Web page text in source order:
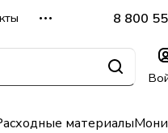
8 800
материалы